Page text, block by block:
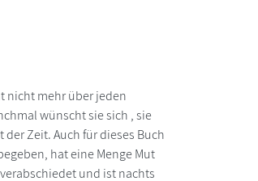
nicht mehr über jeden
wünscht sie sich , sie
Zeit. Auch für dieses Buch
hat eine Menge Mut
und ist nachts